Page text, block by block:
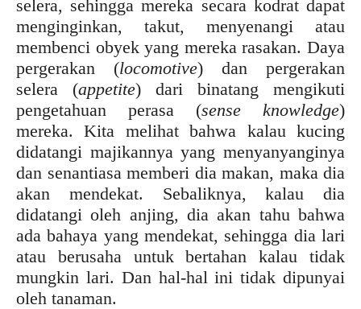
selera, sehingga mereka secara kodrat dapat
menginginkan, takut, menyenangi atau
membenci obyek yang mereka rasakan. Daya
pergerakan (locomotive) dan pergerakan
selera (appetite) dari binatang mengikuti
pengetahuan perasa (sense knowledge)
mereka. Kita melihat bahwa kalau kucing
didatangi majikannya yang menyanyanginya
dan senantiasa memberi dia makan, maka dia
akan mendekat. Sebaliknya, kalau dia
didatangi oleh anjing, dia akan tahu bahwa
ada bahaya yang mendekat, sehingga dia lari
atau berusaha untuk bertahan kalau tidak
mungkin lari. Dan hal-hal ini tidak dipunyai
oleh tanaman.